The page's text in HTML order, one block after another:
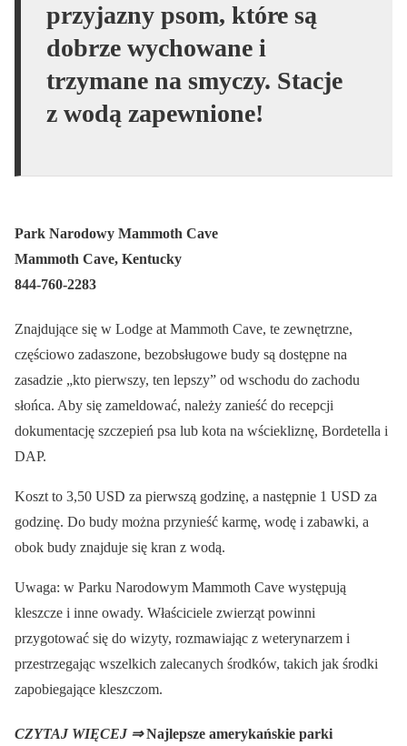
przyjazny psom, które są
dobrze wychowane i
trzymane na smyczy. Stacje
z wodą zapewnione!
Park Narodowy Mammoth Cave
Mammoth Cave, Kentucky
844-760-2283
Znajdujące się w Lodge at Mammoth Cave, te zewnętrzne,
częściowo zadaszone, bezobsługowe budy są dostępne na
zasadzie „kto pierwszy, ten lepszy” od wschodu do zachodu
słońca. Aby się zameldować, należy zanieść do recepcji
dokumentację szczepień psa lub kota na wściekliznę, Bordetella i
DAP.
Koszt to 3,50 USD za pierwszą godzinę, a następnie 1 USD za
godzinę. Do budy można przynieść karmę, wodę i zabawki, a
obok budy znajduje się kran z wodą.
Uwaga: w Parku Narodowym Mammoth Cave występują
kleszcze i inne owady. Właściciele zwierząt powinni
przygotować się do wizyty, rozmawiając z weterynarzem i
przestrzegając wszelkich zalecanych środków, takich jak środki
zapobiegające kleszczom.
CZYTAJ WIĘCEJ ⇒Najlepsze amerykańskie parki